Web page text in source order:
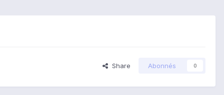
Share Abonnés 0